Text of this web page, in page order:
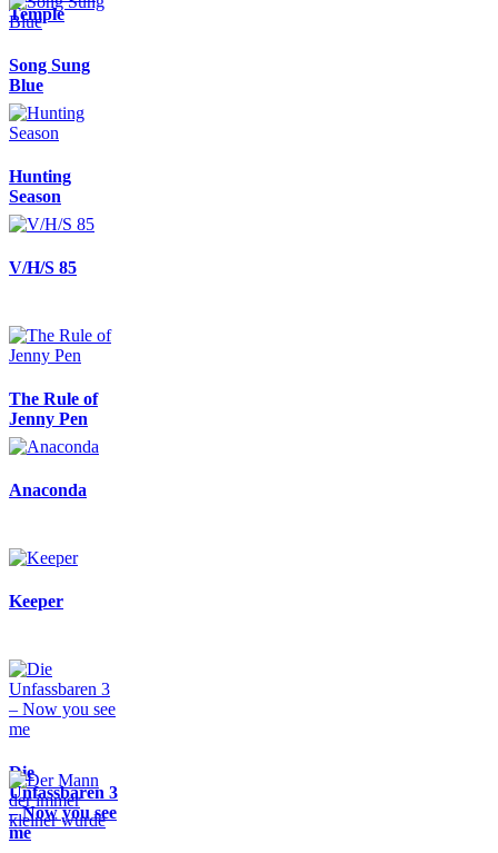
Temple
Song Sung
Blue
Hunting
Season
V/H/S 85
The Rule of
Jenny Pen
Anaconda
Keeper
Die
Unfassbaren 3
– Now you see
me